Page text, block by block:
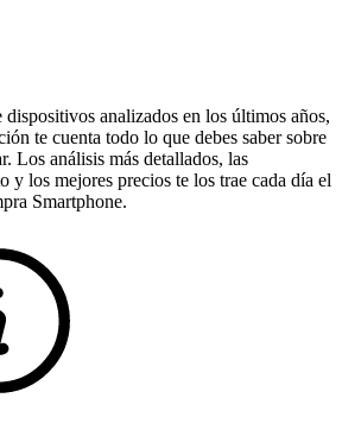
analizados en los últimos años,
te cuenta todo lo que debes saber sobre
Los análisis más detallados, las
y los mejores precios te los trae cada día el
Smartphone.